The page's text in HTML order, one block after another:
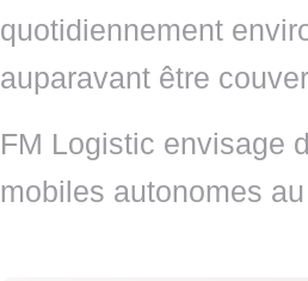
quotidiennement
auparavant être
FM Logistic envisage
mobiles autonomes